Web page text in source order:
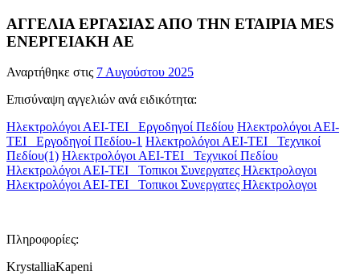
ΑΓΓΕΛΙΑ ΕΡΓΑΣΙΑΣ ΑΠΟ ΤΗΝ ΕΤΑΙΡΙΑ MES
ΕΝΕΡΓΕΙΑΚΗ ΑΕ
Αναρτήθηκε στις 7 Αυγούστου 2025
Επισύναψη αγγελιών ανά ειδικότητα:
Ηλεκτρολόγοι ΑΕΙ-ΤΕΙ_ Εργοδηγοί Πεδίου Ηλεκτρολόγοι ΑΕΙ-
ΤΕΙ_ Εργοδηγοί Πεδίου-1 Ηλεκτρολόγοι ΑΕΙ-ΤΕΙ_ Τεχνικοί
Πεδίου(1) Ηλεκτρολόγοι ΑΕΙ-ΤΕΙ_ Τεχνικοί Πεδίου
Ηλεκτρολόγοι ΑΕΙ-ΤΕΙ_ Τοπικοι Συνεργατες Ηλεκτρολογοι
Ηλεκτρολόγοι ΑΕΙ-ΤΕΙ_ Τοπικοι Συνεργατες Ηλεκτρολογοι
Πληροφορίες:
KrystalliaKapeni